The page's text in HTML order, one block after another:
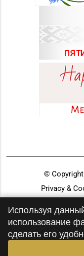
© Copyright
Privacy &
Используя
использование
сделать его